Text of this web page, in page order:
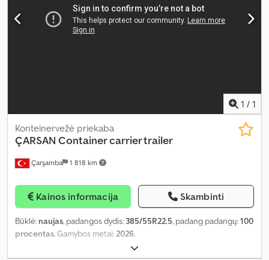
sistema, oro kondicionavimas
1 / 1
Çarşamba 1 818 km
Konteinervežė priekaba
ÇARSAN Container carrier trailer
Kainos informacija Skambinti
Būklė: naujas, padangos dydis: 385/55R22.5, padang padangų:100
procentas, Gamybos metai:2026,